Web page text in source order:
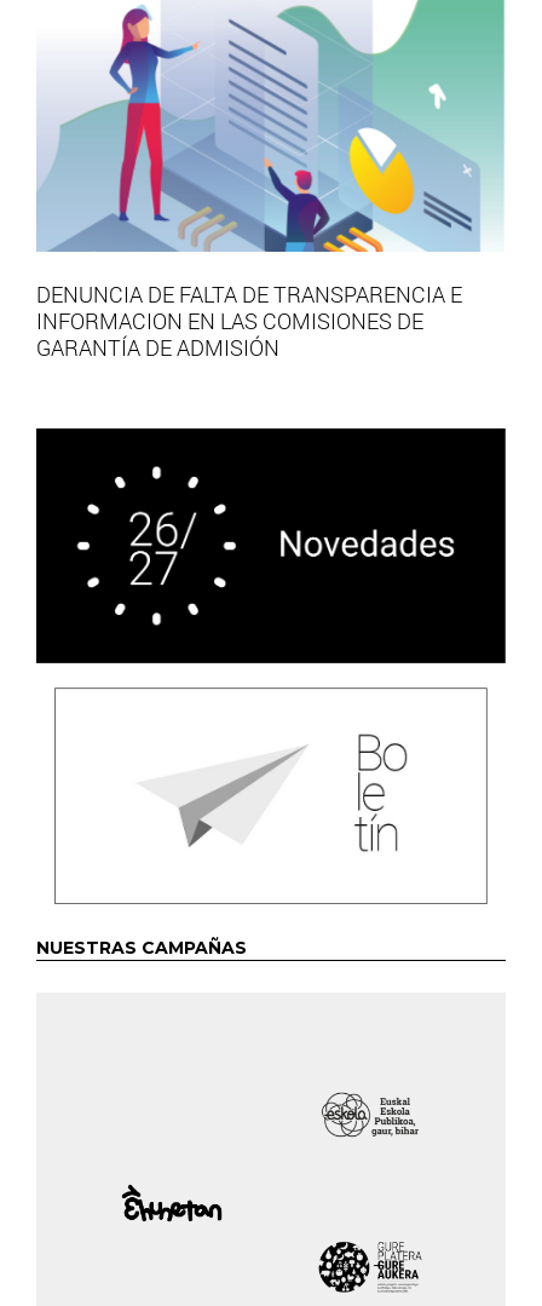
DENUNCIA DE FALTA DE TRANSPARENCIA E
INFORMACION EN LAS COMISIONES DE
GARANTÍA DE ADMISIÓN
NUESTRAS CAMPAÑAS